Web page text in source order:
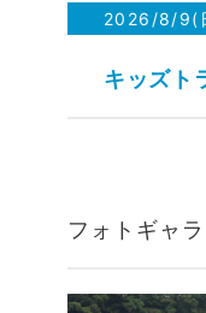
2026/8/9(
キッズト
フォトギャ